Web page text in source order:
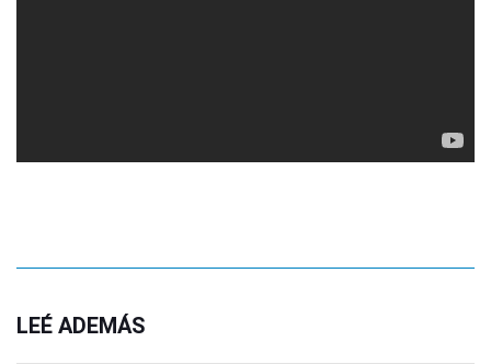
LEÉ ADEMÁS